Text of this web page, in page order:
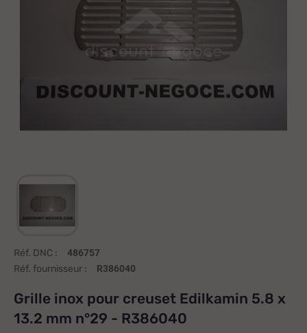
Réf. DNC : 486757
Réf. fournisseur : R386040
Grille inox pour creuset Edilkamin 5.8 x
13.2 mm n°29 - R386040